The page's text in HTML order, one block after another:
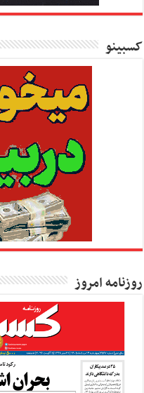
کسبینو
روزنامه امروز